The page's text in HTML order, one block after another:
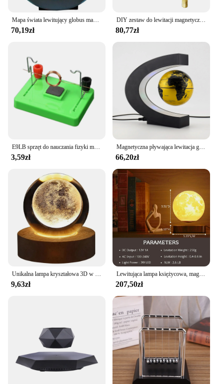
70,19zł
DIY zestaw do lewitacji magnetycznej eksperyment projekt lutowania PCB praktyka montaż lutu 2-5W 150G elektroniczny zestaw zrób to sam magnesu obciążenia
80,77zł
3,59zł
Magnetyczna pływająca lewitacja globus LED mapa świata elektroniczna lampa antygrawitacyjna nowość kulka świetlna lampy dekoracyjne do domu prezenty urodzinowe
66,20zł
9,63zł
Lewitująca lampa księżycowa, magnetyczna pływająca lampa księżycowa Obrotowa lampka nocna Luna z trybami kolorów, do dekoracji biurka w domu,
207,50zł